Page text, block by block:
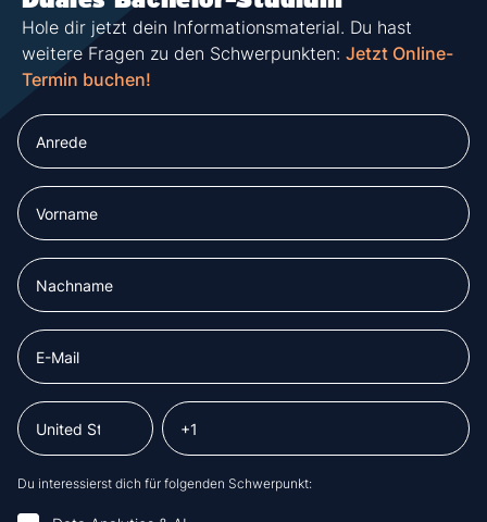
Hole dir jetzt dein Informationsmaterial. Du hast
weitere Fragen zu den Schwerpunkten: Jetzt Online-
Termin buchen!
Du interessierst dich für folgenden Schwerpunkt: